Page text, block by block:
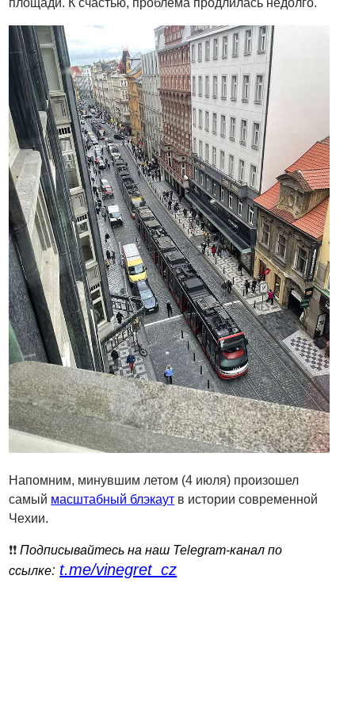
площади. К счастью, проблема продлилась недолго.
Напомним, минувшим летом (4 июля) произошел
самый масштабный блэкаут в истории современной
Чехии.
❗️❗️Подписывайтесь на наш Telegram-канал по
ссылке: t.me/vinegret_cz